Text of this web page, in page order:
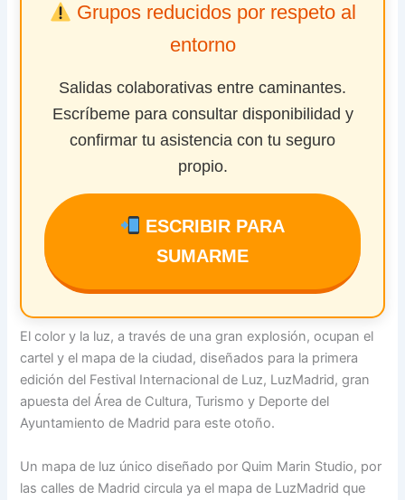
Grupos reducidos por respeto al
entorno
Salidas colaborativas entre caminantes.
Escríbeme para consultar disponibilidad y
confirmar tu asistencia con tu seguro
propio.
ESCRIBIR PARA
SUMARME
El color y la luz, a través de una gran explosión, ocupan el
cartel y el mapa de la ciudad, diseñados para la primera
edición del Festival Internacional de Luz, LuzMadrid, gran
apuesta del Área de Cultura, Turismo y Deporte del
Ayuntamiento de Madrid para este otoño.
Un mapa de luz único diseñado por Quim Marin Studio, por
las calles de Madrid circula ya el mapa de LuzMadrid que